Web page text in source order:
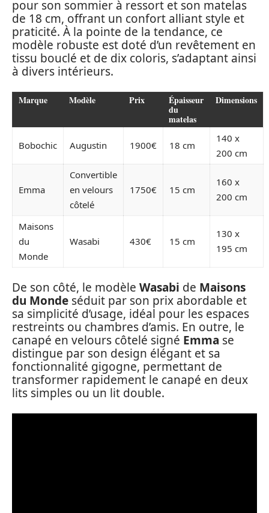
pour son sommier à ressort et son matelas
de 18 cm, offrant un confort alliant style et
praticité. À la pointe de la tendance, ce
modèle robuste est doté d’un revêtement en
tissu bouclé et de dix coloris, s’adaptant ainsi
à divers intérieurs.
Marque Modèle Prix Épaisseur
du
matelas
Dimensions
Bobochic Augustin 1900€ 18 cm
140 x
200 cm
Emma
Convertible
en velours
côtelé
1750€ 15 cm
160 x
200 cm
Maisons
du
Monde
Wasabi 430€ 15 cm
130 x
195 cm
De son côté, le modèle Wasabi de Maisons
du Monde séduit par son prix abordable et
sa simplicité d’usage, idéal pour les espaces
restreints ou chambres d’amis. En outre, le
canapé en velours côtelé signé Emma se
distingue par son design élégant et sa
fonctionnalité gigogne, permettant de
transformer rapidement le canapé en deux
lits simples ou un lit double.